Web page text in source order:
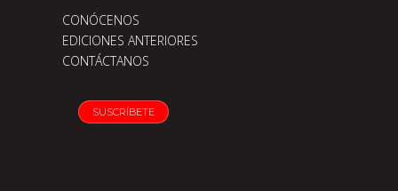
CONÓCENOS
EDICIONES ANTERIORES
CONTÁCTANOS
SUSCRÍBETE